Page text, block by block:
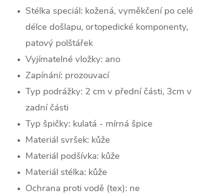
Stélka speciál: kožená, vyměkčení po celé
délce došlapu, ortopedické komponenty,
patový polštářek
Vyjímatelné vložky: ano
Zapínání: prozouvací
Typ podrážky: 2 cm v přední části, 3cm v
zadní části
Typ špičky: kulatá - mírná špice
Materiál svršek: kůže
Materiál podšívka: kůže
Materiál stélka: kůže
Ochrana proti vodě (tex): ne